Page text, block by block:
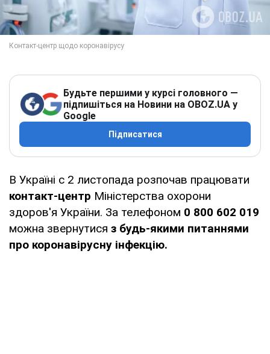
Будьте першими у курсі головного —
підпишіться на Новини на OBOZ.UA у
Google
Підписатися
В Україні с 2 листопада розпочав працювати
контакт-центр Міністерства охорони
здоров'я України. За телефоном 0 800 602 019
можна звернутися з будь-якими питаннями
про коронавірусну інфекцію.